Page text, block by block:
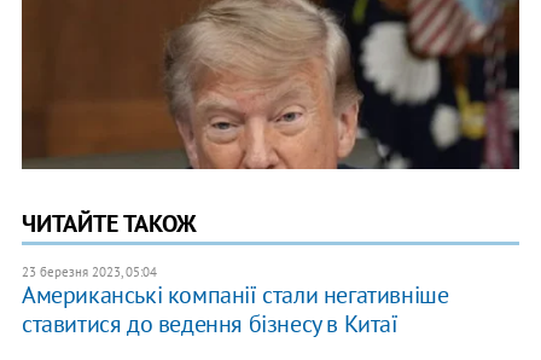
ЧИТАЙТЕ ТАКОЖ
23 березня 2023, 05:04
Американські компанії стали негативніше
ставитися до ведення бізнесу в Китаї